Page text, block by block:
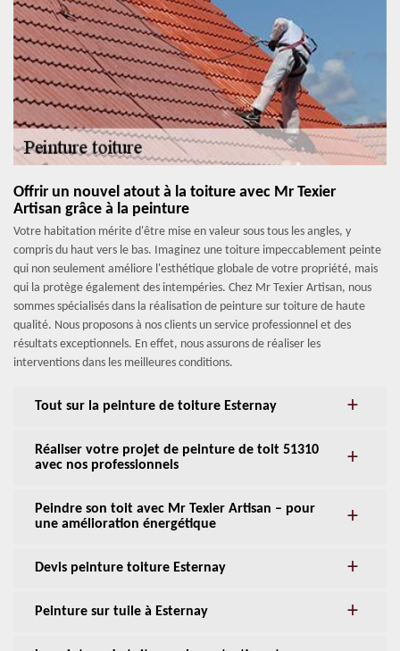
Offrir un nouvel atout à la toiture avec Mr Texier
Artisan grâce à la peinture
Votre habitation mérite d'être mise en valeur sous tous les angles, y
compris du haut vers le bas. Imaginez une toiture impeccablement peinte
qui non seulement améliore l'esthétique globale de votre propriété, mais
qui la protège également des intempéries. Chez Mr Texier Artisan, nous
sommes spécialisés dans la réalisation de peinture sur toiture de haute
qualité. Nous proposons à nos clients un service professionnel et des
résultats exceptionnels. En effet, nous assurons de réaliser les
interventions dans les meilleures conditions.
Tout sur la peinture de toiture Esternay
Réaliser votre projet de peinture de toit 51310
avec nos professionnels
Peindre son toit avec Mr Texier Artisan – pour
une amélioration énergétique
Devis peinture toiture Esternay
Peinture sur tuile à Esternay